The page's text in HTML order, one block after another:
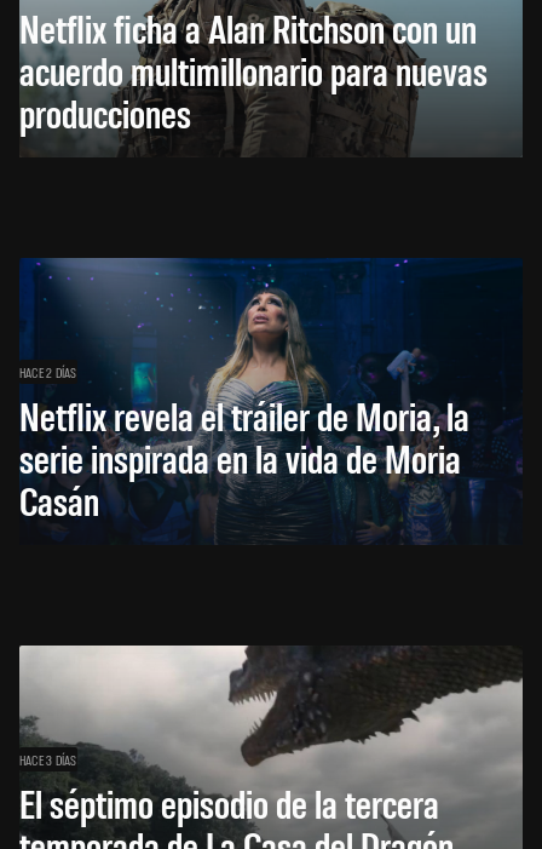
Netflix ficha a Alan Ritchson con un
acuerdo multimillonario para nuevas
producciones
HACE 2 DÍAS
Netflix revela el tráiler de Moria, la
serie inspirada en la vida de Moria
Casán
HACE 3 DÍAS
El séptimo episodio de la tercera